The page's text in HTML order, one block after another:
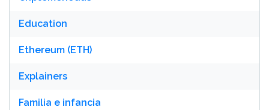
Education
Ethereum (ETH)
Explainers
Familia e infancia